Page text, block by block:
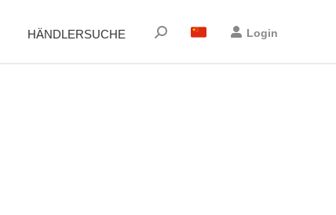
HÄNDLERSUCHE Suchen: Login